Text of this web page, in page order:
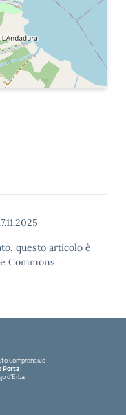
questo articolo è
Commons
Comprensivo
Porta
d'Erba
la pagina iniziale della scuola